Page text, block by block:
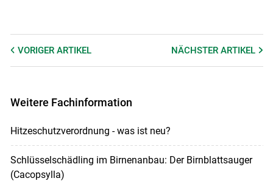
VORIGER ARTIKEL NÄCHSTERARTIKEL
Weitere Fachinformation
Hitzeschutzverordnung - was ist neu?
Schlüsselschädling im Birnenanbau: Der Birnblattsauger
(Cacopsylla)